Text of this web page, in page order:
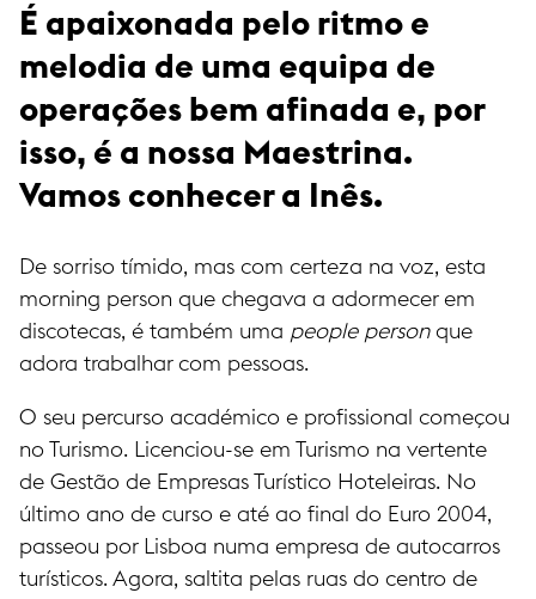
É apaixonada pelo ritmo e
melodia de uma equipa de
operações bem afinada e, por
isso, é a nossa Maestrina.
Vamos conhecer a Inês.
De sorriso tímido, mas com certeza na voz, esta
morning person que chegava a adormecer em
discotecas, é também uma people personque
adora trabalhar com pessoas.
O seu percurso académico e profissional começou
no Turismo. Licenciou-se em Turismo na vertente
de Gestão de Empresas Turístico Hoteleiras. No
último ano de curso e até ao final do Euro 2004,
passeou por Lisboa numa empresa de autocarros
turísticos. Agora, saltita pelas ruas do centro de